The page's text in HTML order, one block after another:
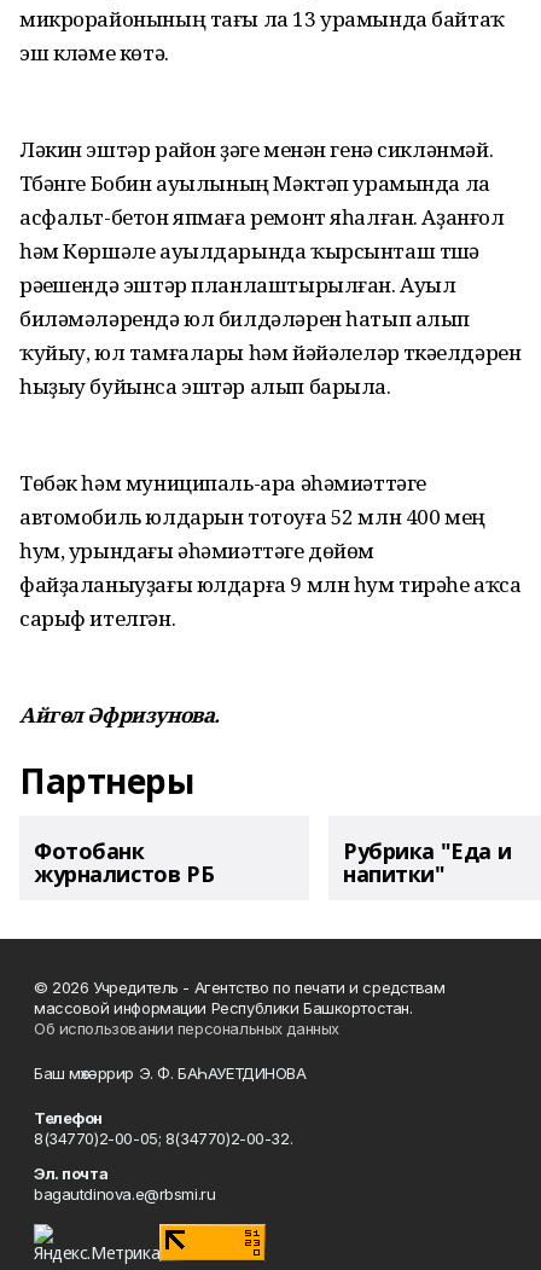
микрорайонының тағы ла 13 урамында байтаҡ
эш күләме көтә.
Ләкин эштәр район үҙәге менән генә сикләнмәй.
Түбәнге Бобин ауылының Мәктәп урамында ла
асфальт-бетон япмаға ремонт яһалған. Аҙанғол
һәм Көршәле ауылдарында ҡырсынташ түшәү
рәүешендә эштәр планлаштырылған. Ауыл
биләмәләрендә юл билдәләрен һатып алып
ҡуйыу, юл тамғалары һәм йәйәүлеләр үткәүелдәрен
һыҙыу буйынса эштәр алып барыла.
Төбәк һәм муниципаль-ара әһәмиәттәге
автомобиль юлдарын тотоуға 52 млн 400 мең
һум, урындағы әһәмиәттәге дөйөм
файҙаланыуҙағы юлдарға 9 млн һум тирәһе аҡса
сарыф ителгән.
Айгөл Әфризунова.
Партнеры
Фотобанк
журналистов РБ
Рубрика "Еда и
напитки"
© 2026 Учредитель - Агентство по печати и средствам
массовой информации Республики Башкортостан.
Об использовании персональных данных
Баш мөхәррир Э. Ф. БАҺАУЕТДИНОВА
Телефон
8(34770)2-00-05; 8(34770)2-00-32.
Эл. почта
bagautdinova.e@rbsmi.ru